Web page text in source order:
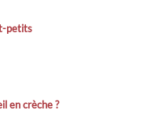
petits
en crèche ?